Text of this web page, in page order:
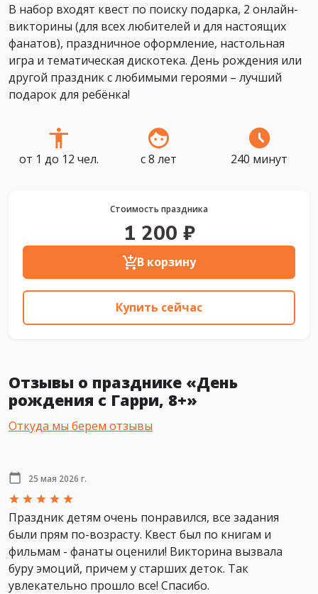
В набор входят квест по поиску подарка, 2 онлайн-
викторины (для всех любителей и для настоящих
фанатов), праздничное оформление, настольная
игра и тематическая дискотека. День рождения или
другой праздник с любимыми героями – лучший
подарок для ребёнка!
от 1 до 12 чел. с 8 лет 240 минут
Стоимость праздника
1 200 ₽
В корзину
Купить сейчас
Отзывы о празднике «День
рождения с Гарри, 8+»
Откуда мы берем отзывы
25 мая 2026 г.
Праздник детям очень понравился, все задания
были прям по-возрасту. Квест был по книгам и
фильмам - фанаты оценили! Викторина вызвала
буру эмоций, причем у старших деток. Так
увлекательно прошло все! Спасибо.